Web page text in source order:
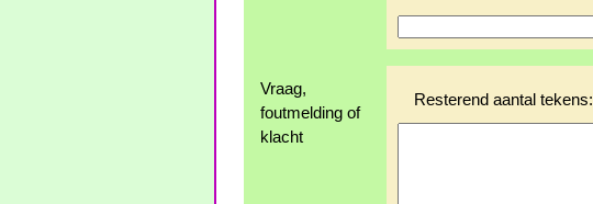
Vraag,
foutmelding of
klacht
Resterend aantal tekens: